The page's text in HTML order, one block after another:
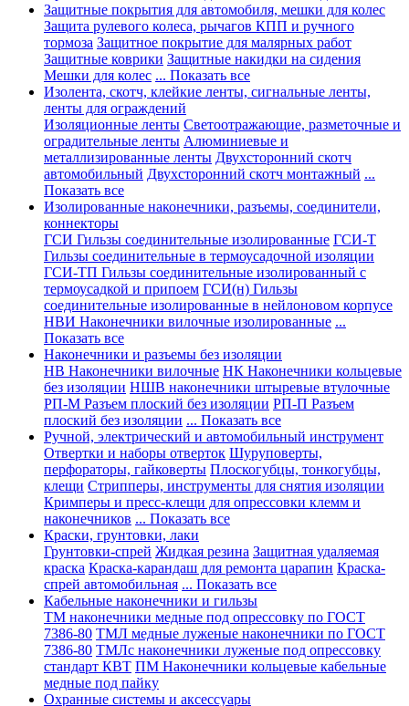
Защитные покрытия для автомобиля, мешки для колес
Защита рулевого колеса, рычагов КПП и ручного
тормоза Защитное покрытие для малярных работ
Защитные коврики Защитные накидки на сидения
Мешки для колес ... Показать все
Изолента, скотч, клейкие ленты, сигнальные ленты,
ленты для ограждений
Изоляционные ленты Светоотражающие, разметочные и
оградительные ленты Алюминиевые и
металлизированные ленты Двухсторонний скотч
автомобильный Двухсторонний скотч монтажный ...
Показать все
Изолированные наконечники, разъемы, соединители,
коннекторы
ГСИ Гильзы соединительные изолированные ГСИ-Т
Гильзы соединительные в термоусадочной изоляции
ГСИ-ТП Гильзы соединительные изолированный с
термоусадкой и припоем ГСИ(н) Гильзы
соединительные изолированные в нейлоновом корпусе
НВИ Наконечники вилочные изолированные ...
Показать все
Наконечники и разъемы без изоляции
НВ Наконечники вилочные НК Наконечники кольцевые
без изоляции НШВ наконечники штыревые втулочные
РП-М Разъем плоский без изоляции РП-П Разъем
плоский без изоляции ... Показать все
Ручной, электрический и автомобильный инструмент
Отвертки и наборы отверток Шуруповерты,
перфораторы, гайковерты Плоскогубцы, тонкогубцы,
клещи Стрипперы, инструменты для снятия изоляции
Кримперы и пресс-клещи для опрессовки клемм и
наконечников ... Показать все
Краски, грунтовки, лаки
Грунтовки-спрей Жидкая резина Защитная удаляемая
краска Краска-карандаш для ремонта царапин Краска-
спрей автомобильная ... Показать все
Кабельные наконечники и гильзы
ТМ наконечники медные под опрессовку по ГОСТ
7386-80 ТМЛ медные луженые наконечники по ГОСТ
7386-80 ТМЛс наконечники луженые под опрессовку
стандарт КВТ ПМ Наконечники кольцевые кабельные
медные под пайку
Охранные системы и аксессуары